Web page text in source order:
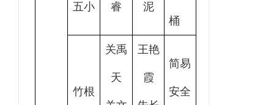
五小 睿 泥
桶
竹根
关禹
天
王艳
霞
简易
安全